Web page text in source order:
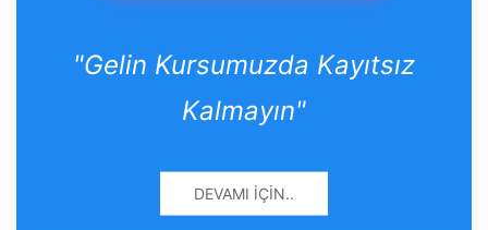
"Gelin Kursumuzda Kayıtsız
Kalmayın"
DEVAMI İÇIN..